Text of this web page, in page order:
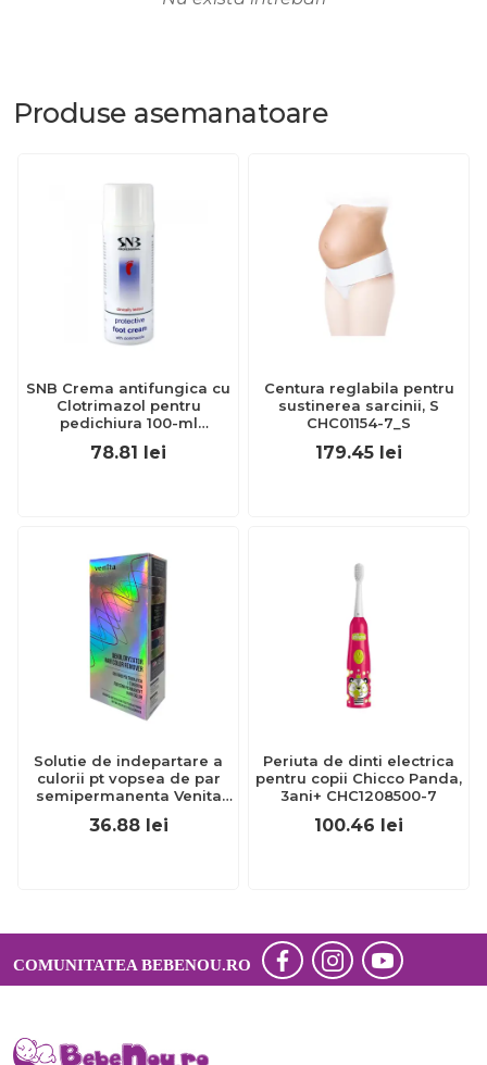
Produse asemanatoare
SNB Crema antifungica cu
Clotrimazol pentru
pedichiura 100-ml
EXL359_918
78.81 lei
Centura reglabila pentru
sustinerea sarcinii, S
CHC01154-7_S
179.45 lei
Solutie de indepartare a
culorii pt vopsea de par
semipermanenta Venita
Hair Color Remover, 115ml
15 ml
36.88 lei
Periuta de dinti electrica
pentru copii Chicco Panda,
3ani+ CHC1208500-7
100.46 lei
COMUNITATEA BEBENOU.RO